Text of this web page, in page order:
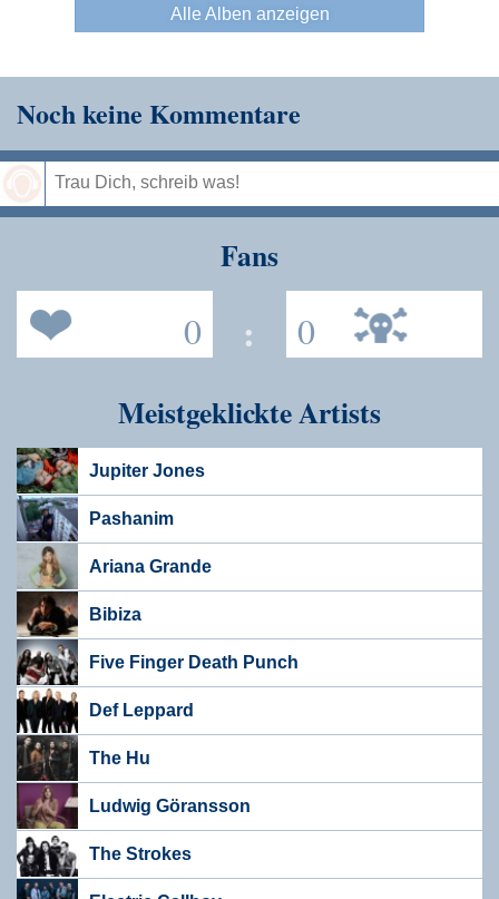
Alle Alben anzeigen
Noch keine Kommentare
Fans
0 : 0
Meistgeklickte Artists
Jupiter Jones
Pashanim
Ariana Grande
Bibiza
Five Finger Death Punch
Def Leppard
The Hu
Ludwig Göransson
The Strokes